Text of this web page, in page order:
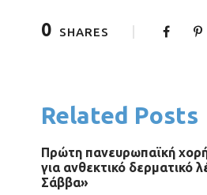
0 SHARES
Related Posts
Πρώτη πανευρωπαϊκή
για ανθεκτικό δερματικό
Σάββα»